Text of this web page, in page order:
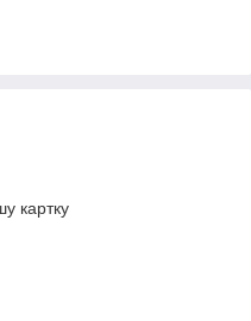
картку